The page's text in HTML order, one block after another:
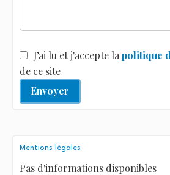
J’ai lu et j'accepte la politique
de ce site
Envoyer
Mentions légales
Pas d'informations disponibles